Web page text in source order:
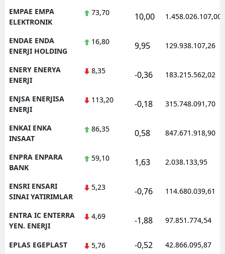
EMPAE EMPA
ELEKTRONIK
73,70 10,00 1.458.026.107,00
ENDAE ENDA
ENERJI HOLDING
16,80 9,95 129.938.107,26
ENERY ENERYA
ENERJI
8,35 -0,36 183.215.562,02
ENJSA ENERJISA
ENERJI
113,20 -0,18 315.748.091,70
ENKAI ENKA
INSAAT
86,35 0,58 847.671.918,90
ENPRA ENPARA
BANK
59,10 1,63 2.038.133,95
ENSRI ENSARI
SINAI YATIRIMLAR
5,23 -0,76 114.680.039,61
ENTRA IC ENTERRA
YEN. ENERJI
4,69 -1,88 97.851.774,54
EPLAS EGEPLAST 5,76 -0,52 42.866.095,87